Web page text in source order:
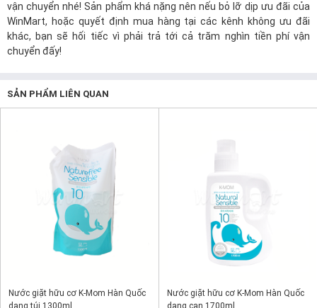
vận chuyển nhé! Sản phẩm khá nặng nên nếu bỏ lỡ dịp ưu đãi của
WinMart, hoặc quyết định mua hàng tại các kênh không ưu đãi
khác, bạn sẽ hối tiếc vì phải trả tới cả trăm nghìn tiền phí vận
chuyển đấy!
SẢN PHẨM LIÊN QUAN
Nước giặt hữu cơ K-Mom Hàn Quốc
dạng túi 1300ml
Nước giặt hữu cơ K-Mom Hàn Quốc
dạng can 1700ml